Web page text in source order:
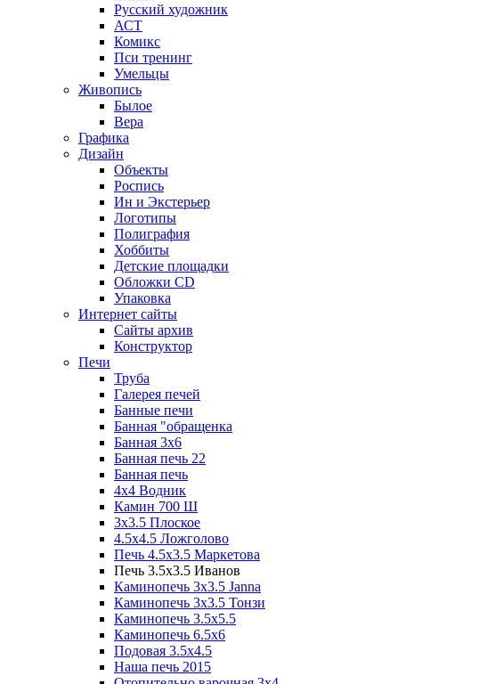
Русский художник
АСТ
Комикс
Пси тренинг
Умельцы
Живопись
Былое
Вера
Графика
Дизайн
Объекты
Роспись
Ин и Экстерьер
Логотипы
Полиграфия
Хоббиты
Детские площадки
Обложки CD
Упаковка
Интернет сайты
Сайты архив
Конструктор
Печи
Труба
Галерея печей
Банные печи
Банная "обращенка
Банная 3х6
Банная печь 22
Банная печь
4х4 Водник
Камин 700 Ш
3x3.5 Плоское
4.5x4.5 Ложголово
Печь 4.5x3.5 Маркетова
Печь 3.5x3.5 Иванов
Каминопечь 3x3.5 Janna
Каминопечь 3x3.5 Тонзи
Каминопечь 3.5х5.5
Каминопечь 6.5x6
Подовая 3.5х4.5
Наша печь 2015